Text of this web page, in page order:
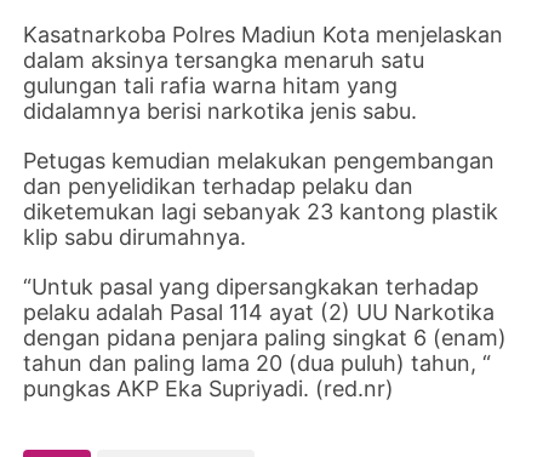
Kasatnarkoba Polres Madiun Kota menjelaskan
dalam aksinya tersangka menaruh satu
gulungan tali rafia warna hitam yang
didalamnya berisi narkotika jenis sabu.
Petugas kemudian melakukan pengembangan
dan penyelidikan terhadap pelaku dan
diketemukan lagi sebanyak 23 kantong plastik
klip sabu dirumahnya.
“Untuk pasal yang dipersangkakan terhadap
pelaku adalah Pasal 114 ayat (2) UU Narkotika
dengan pidana penjara paling singkat 6 (enam)
tahun dan paling lama 20 (dua puluh) tahun, “
pungkas AKP Eka Supriyadi. (red.nr)